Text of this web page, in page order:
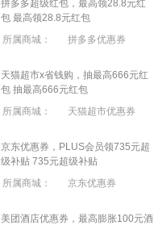
拼多多超级红包，最高领28.8元红
包 最高领28.8元红包
所属商城：
拼多多优惠券
天猫超市x省钱购，抽最高666元红
包 抽最高666元红包
所属商城：
天猫超市优惠券
京东优惠券，PLUS会员领735元超
级补贴 735元超级补贴
所属商城：
京东优惠券
美团酒店优惠券，最高膨胀100元酒